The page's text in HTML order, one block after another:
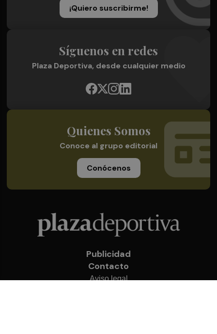
¡Quiero suscribirme!
Síguenos en redes
Plaza Deportiva, desde cualquier medio
Quienes Somos
Conoce al grupo editorial
Conócenos
Publicidad
Contacto
Aviso legal